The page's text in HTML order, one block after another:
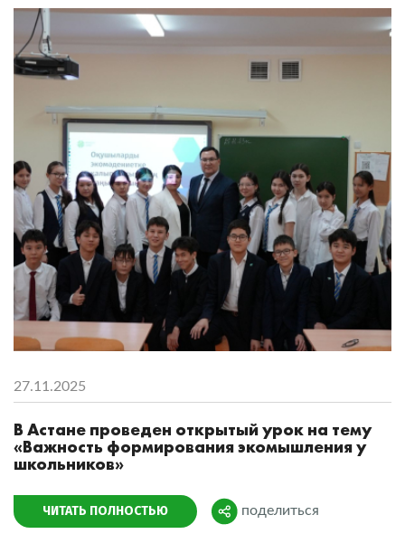
27.11.2025
В Астане проведен открытый урок на тему
«Важность формирования экомышления у
школьников»
ЧИТАТЬ ПОЛНОСТЬЮ Поделиться
поделиться